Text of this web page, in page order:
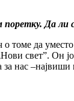
Да ли
томе да
свет”. Он
за нас